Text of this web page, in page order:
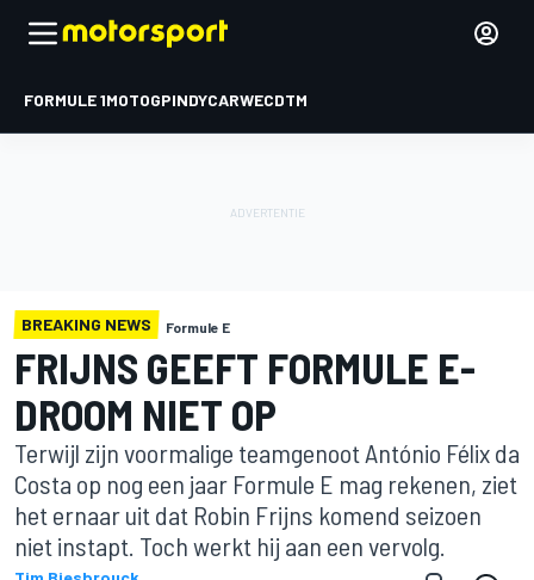
FORMULE 1MOTOGPINDYCARWECDTM
BREAKING NEWS Formule E
FRIJNS GEEFT FORMULE E-
DROOM NIET OP
Terwijl zijn voormalige teamgenoot António Félix da
Costa op nog een jaar Formule E mag rekenen, ziet
het ernaar uit dat Robin Frijns komend seizoen
niet instapt. Toch werkt hij aan een vervolg.